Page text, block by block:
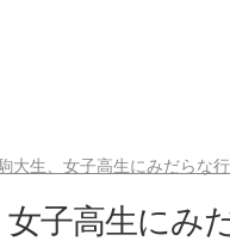
大生、女子高生にみだらな
女子高生にみ